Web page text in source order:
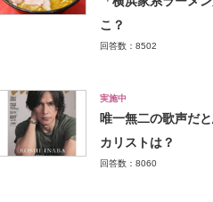
こ？
回答数：8502
実施中
唯一無二の歌声だ
カリストは？
回答数：8060